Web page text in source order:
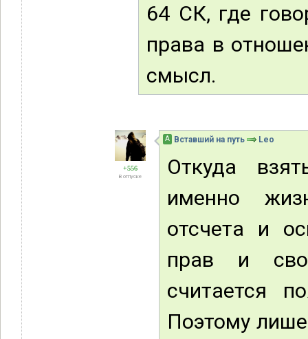
64 СК, где
права в
смысл.
+556
В отпуске
А Вставший на путь Leo
Откуда
именно
отсчета и
прав и
считается
Поэтому